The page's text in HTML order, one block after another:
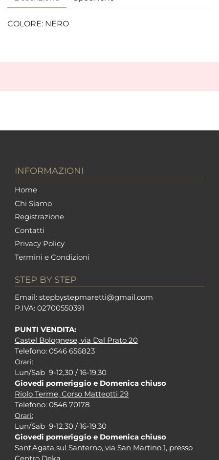
COLORE: NERO
INFORMAZIONI
Home
Chi Siamo
Registrazione
Contatti
Privacy Policy
Termini e Condizioni
STEP BY STEP
Email: stepbystepmaretti@gmail.com
P.IVA: 02700550391
PUNTI VENDITA:
Castel Bolognese, via Dal Prato 20
Telefono: 0546 656823
Orari:
Lun/Sab 9-12,30 / 16-19,30
Giovedi pomeriggio e Domenica chiuso
Riolo Terme, Corso Matteotti 29
Telefono: 0546 70178
Orari:
Lun/Sab 9-12,30 / 16-19,30
Giovedi pomeriggio e Domenica chiuso
Sant'Agata sul Santerno, via San Martino 1, presso